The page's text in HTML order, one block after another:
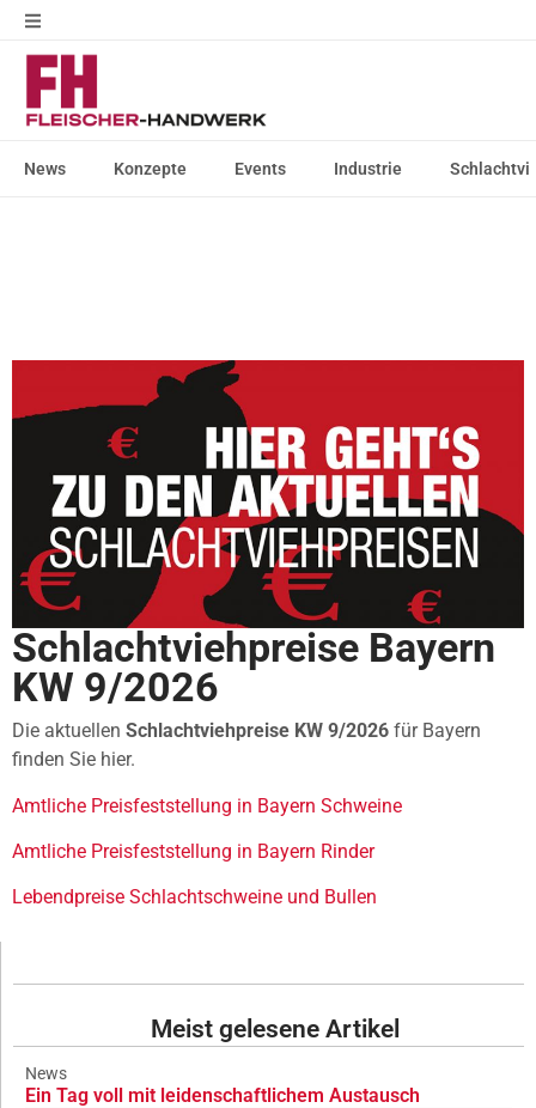
News Konzepte Events Industrie
Schlachtviehpreise Bayern
KW 9/2026
Die aktuellen Schlachtviehpreise KW 9/2026 für Bayern
finden Sie hier.
Amtliche Preisfeststellung in Bayern Schweine
Amtliche Preisfeststellung in Bayern Rinder
Lebendpreise Schlachtschweine und Bullen
Meist gelesene Artikel
News
Ein Tag voll mit leidenschaftlichem Austausch